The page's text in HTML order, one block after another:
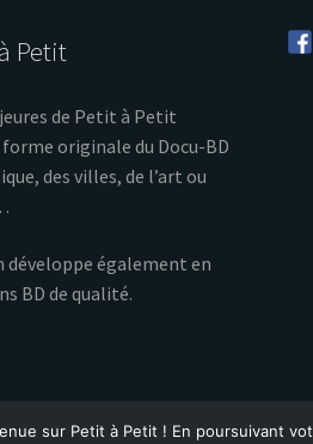
Petit
de Petit à Petit
originale du Docu-BD
des villes, de l’art ou
développe également en
BD de qualité.
sur Petit à Petit ! En poursuivant